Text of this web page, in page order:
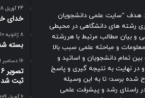
هدف “سایت علمی دانشجویان
رشته های دانشگاهی در محیطی
و بیان مطالب مرتبط با هررشته
و مباحثه علمی سبب بالا
تمام دانشجویان و اساتید و
در نهایت به نتیجه گیری و پاسخ
شده برسد؛ تا به این وسیله
راستای رشد و پیشرفت علمی
24 آوریل 2018
خدای
8 ژانویه 2010
بسته
16 دسامبر 2009
ثبت شد